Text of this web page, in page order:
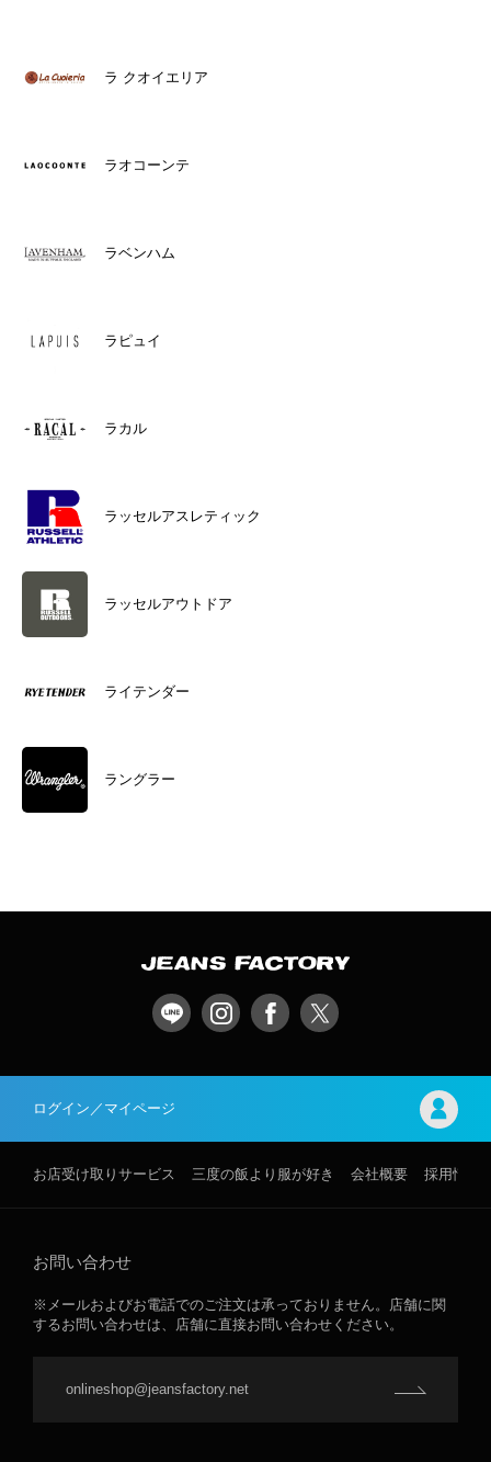
ラ クオイエリア
ラオコーンテ
ラベンハム
ラピュイ
ラカル
ラッセルアスレティック
ラッセルアウトドア
ライテンダー
ラングラー
ログイン／マイページ
お店受け取りサービス 三度の飯より服が好き 会社概要 採用情報
お問い合わせ
※メールおよびお電話でのご注文は承っておりません。店舗に関
するお問い合わせは、店舗に直接お問い合わせください。
onlineshop@jeansfactory.net